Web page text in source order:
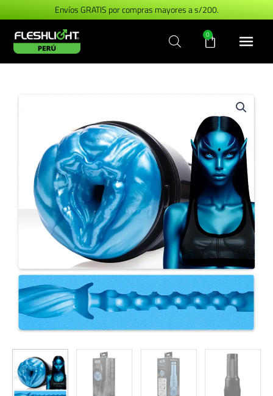
al
contenido
Envíos GRATIS por compras mayores a s/200.
0
Carrito